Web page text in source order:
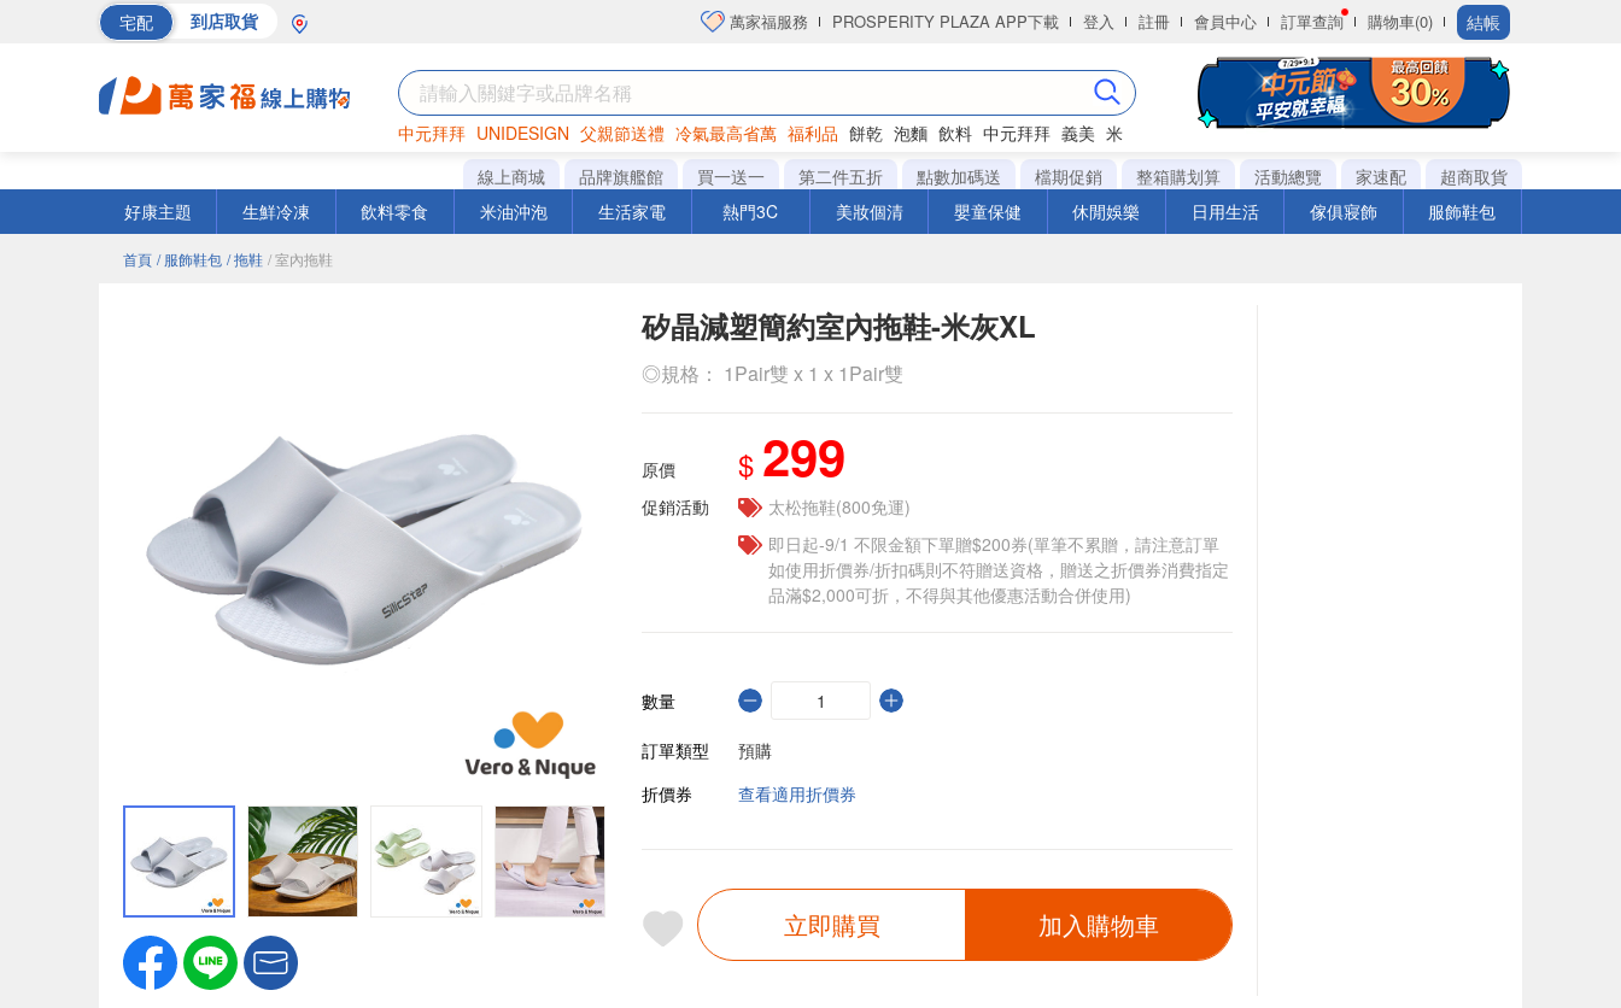
宅配 到店取貨 萬家福服務 PROSPERITY PLAZA APP下載 登入 註冊 會員中心 訂單查詢 購物車(0) 結帳
中元拜拜 UNIDESIGN 父親節送禮 冷氣最高省萬 福利品 餅乾 泡麵 飲料 中元拜拜 義美 米
罐頭 海苔 洋芋片
線上商城 品牌旗艦館 買一送一 第二件五折 點數加碼送 檔期促銷 整箱購划算 活動總覽 家速配
超商取貨
好康主題
生鮮冷凍 飲料零食 米油沖泡 生活家電 熱門3C 美妝個清 嬰童保健 休閒娛樂 日用生活 傢俱寢飾 服飾鞋包
首頁 / 服飾鞋包 / 拖鞋 / 室內拖鞋
矽晶減塑簡約室內拖鞋-米灰XL
◎規格： 1Pair雙 x 1 x 1Pair雙
原價 $ 299
促銷活動
太松拖鞋(800免運)
即日起-9/1 不限金額下單贈$200券(單筆不累贈，請注意訂單
如使用折價券/折扣碼則不符贈送資格，贈送之折價券消費指定
品滿$2,000可折，不得與其他優惠活動合併使用)
數量
訂單類型
預購
折價券
查看適用折價券
立即購買 加入購物車